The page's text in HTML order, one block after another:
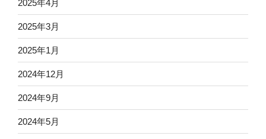
2025年4月
2025年3月
2025年1月
2024年12月
2024年9月
2024年5月